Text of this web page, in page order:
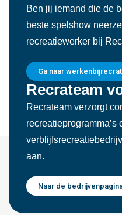
Ben jij iemand die de
beste spelshow
recreatiewerker bij
Ga naar
Recrateam
Recrateam verzorgt
recreatieprogramma’s
aan.
Naar de